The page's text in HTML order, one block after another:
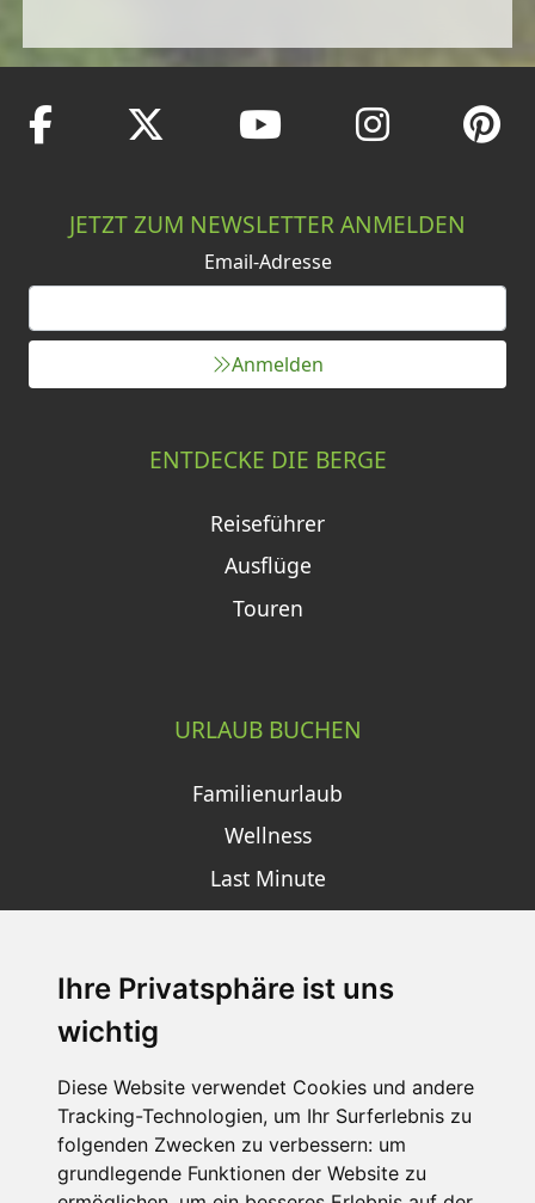
Ihre Privatsphäre ist uns
wichtig
Diese Website verwendet Cookies und andere
Tracking-Technologien, um Ihr Surferlebnis zu
folgenden Zwecken zu verbessern: um
grundlegende Funktionen der Website zu
JETZT ZUM NEWSLETTER ANMELDEN
Email-Adresse
Anmelden
ENTDECKE DIE BERGE
Reiseführer
Ausflüge
Touren
URLAUB BUCHEN
Familienurlaub
Wellness
Last Minute
SCHNEEHÖHEN SKI APP
Die Schneehoehen Ski APP für iOS und Android - Ein
Muss für alle Wintersportler und Schneefreaks!